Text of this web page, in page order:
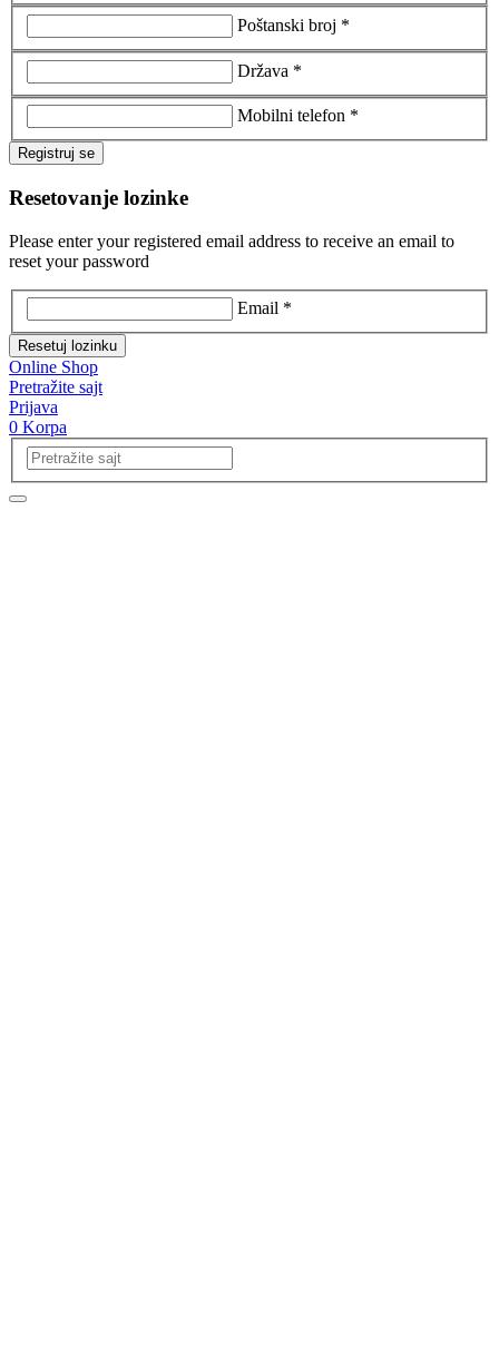
Poštanski broj *
Država *
Mobilni telefon *
Registruj se
Resetovanje lozinke
Please enter your registered email address to receive an email to
reset your password
Email *
Resetuj lozinku
Online Shop
Pretražite sajt
Prijava
0 Korpa